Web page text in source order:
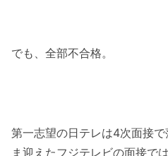
でも、全部不合格。
第一志望の日テレは4次面接
ま迎えたフジテレビの面接で